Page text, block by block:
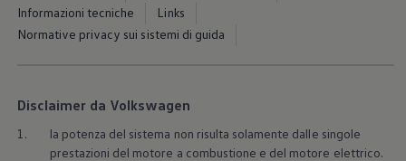
Informazioni tecniche
Links
Normative privacy sui sistemi di guida
Disclaimer da Volkswagen
1.
la potenza del sistema non risulta solamente dalle singole
prestazioni del motore a combustione e del motore elettrico.